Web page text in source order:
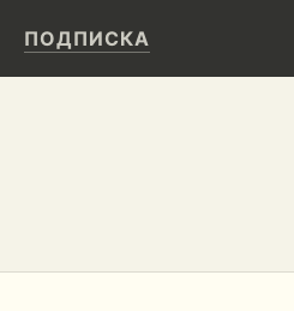
ПОДПИСКА